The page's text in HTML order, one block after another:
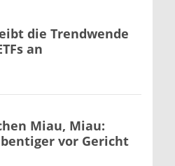
die Trendwende
an
Miau, Miau:
vor Gericht